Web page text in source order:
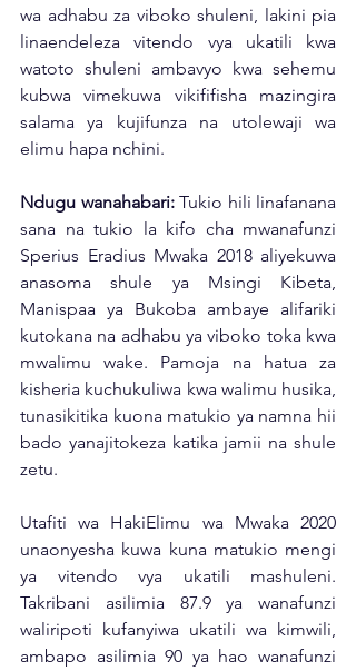
wa adhabu za viboko shuleni, lakini pia
linaendeleza vitendo vya ukatili kwa
watoto shuleni ambavyo kwa sehemu
kubwa vimekuwa vikififisha mazingira
salama ya kujifunza na utolewaji wa
elimu hapa nchini.
Ndugu wanahabari: Tukio hili linafanana
sana na tukio la kifo cha mwanafunzi
Sperius Eradius Mwaka 2018 aliyekuwa
anasoma shule ya Msingi Kibeta,
Manispaa ya Bukoba ambaye alifariki
kutokana na adhabu ya viboko toka kwa
mwalimu wake. Pamoja na hatua za
kisheria kuchukuliwa kwa walimu husika,
tunasikitika kuona matukio ya namna hii
bado yanajitokeza katika jamii na shule
zetu.
Utafiti wa HakiElimu wa Mwaka 2020
unaonyesha kuwa kuna matukio mengi
ya vitendo vya ukatili mashuleni.
Takribani asilimia 87.9 ya wanafunzi
waliripoti kufanyiwa ukatili wa kimwili,
ambapo asilimia 90 ya hao wanafunzi